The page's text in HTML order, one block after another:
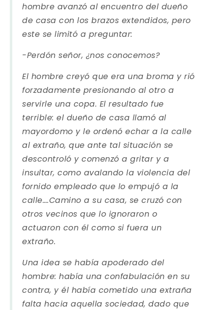
hombre avanzó al encuentro del dueño
de casa con los brazos extendidos, pero
este se limitó a preguntar:
-Perdón señor, ¿nos conocemos?
El hombre creyó que era una broma y rió
forzadamente presionando al otro a
servirle una copa. El resultado fue
terrible: el dueño de casa llamó al
mayordomo y le ordenó echar a la calle
al extraño, que ante tal situación se
descontroló y comenzó a gritar y a
insultar, como avalando la violencia del
fornido empleado que lo empujó a la
calle….Camino a su casa, se cruzó con
otros vecinos que lo ignoraron o
actuaron con él como si fuera un
extraño.
Una idea se había apoderado del
hombre: había una confabulación en su
contra, y él había cometido una extraña
falta hacia aquella sociedad, dado que